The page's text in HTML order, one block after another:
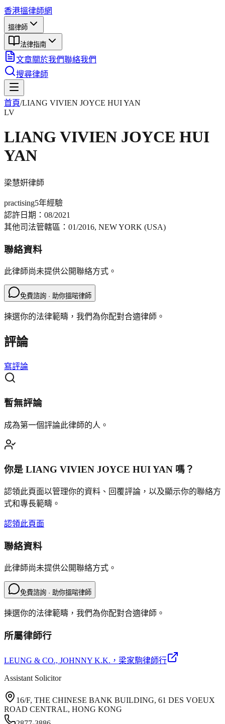
香港搵律師網
搵律師
法律指南
文章關於我們聯絡我們
搜尋律師
首頁/LIANG VIVIEN JOYCE HUI YAN
LV
LIANG VIVIEN JOYCE HUI
YAN
梁慧姸律師
practising5年經驗
認許日期： 08/2021
其他司法管轄區： 01/2016, NEW YORK (USA)
聯絡資料
此律師尚未提供公開聯絡方式。
免費諮詢 · 助你搵啱律師
揀選你的法律範疇，我們為你配對合適律師。
評論
寫評論
暫無評論
成為第一個評論此律師的人。
你是 LIANG VIVIEN JOYCE HUI YAN 嗎？
認領此頁面以管理你的資料、回覆評論，以及顯示你的聯絡方
式和專長範疇。
認領此頁面
聯絡資料
此律師尚未提供公開聯絡方式。
免費諮詢 · 助你搵啱律師
揀選你的法律範疇，我們為你配對合適律師。
所屬律師行
LEUNG & CO., JOHNNY K.K. ，梁家駒律師行
Assistant Solicitor
16/F, THE CHINESE BANK BUILDING, 61 DES VOEUX
ROAD CENTRAL, HONG KONG